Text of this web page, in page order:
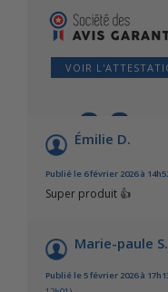
VOIR
9.6/10
Basé sur 11 avis
Émilie D.
Publié le 6 février 2026 à
Super produit 👍
Marie-paule S.
Publié le 5 février 2026 à